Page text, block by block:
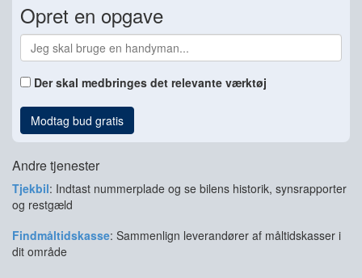
Opret en opgave
Der skal medbringes det relevante værktøj
Modtag bud gratis
Andre tjenester
Tjekbil: Indtast nummerplade og se bilens historik, synsrapporter
og restgæld
Findmåltidskasse: Sammenlign leverandører af måltidskasser i
dit område